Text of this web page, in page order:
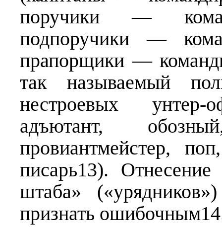
поручики —
подпоручики —
прапорщики —
так называемый
нестроевых унтер-
адъютант,
провиантмейстер,
писарь13). Отнесение
штаба»
признать